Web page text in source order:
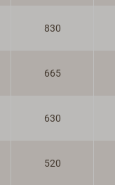
830
665
630
520